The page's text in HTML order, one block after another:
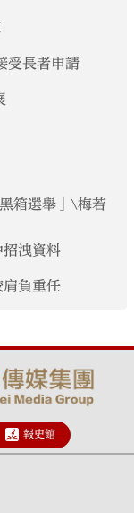
受長者申請
箱選舉」\梅若
5企業疑中招洩資料
負重任
報史館